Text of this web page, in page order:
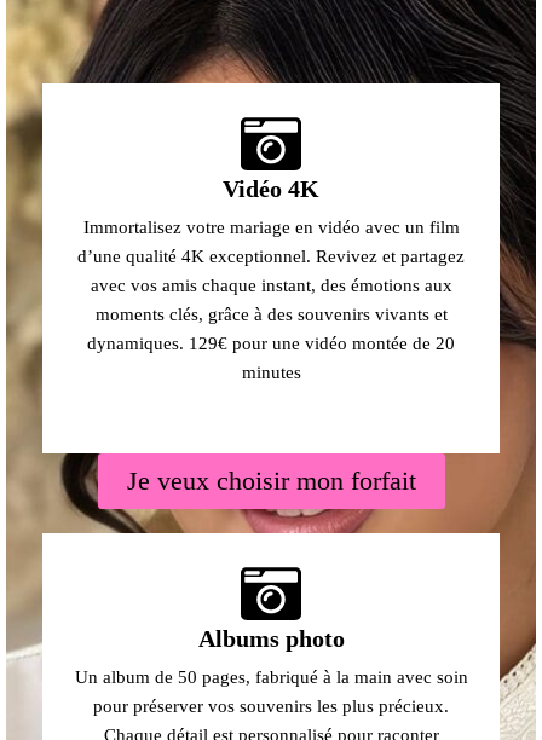
Vidéo 4K
Immortalisez votre mariage en vidéo avec un film
d’une qualité 4K exceptionnel. Revivez et partagez
avec vos amis chaque instant, des émotions aux
moments clés, grâce à des souvenirs vivants et
dynamiques. 129€ pour une vidéo montée de 20
minutes
Je veux choisir mon forfait
Albums photo
Un album de 50 pages, fabriqué à la main avec soin
pour préserver vos souvenirs les plus précieux.
Chaque détail est personnalisé pour raconter